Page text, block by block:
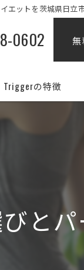
エットを茨城県日立
0602
Triggerの特徴
ダイエット
初心者 と